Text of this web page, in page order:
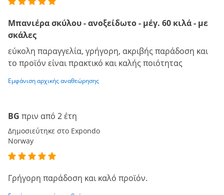
Μπανιέρα σκύλου - ανοξείδωτο - μέγ. 60 κιλά - με
σκάλες
εύκολη παραγγελία, γρήγορη, ακριβής παράδοση και
το προϊόν είναι πρακτικό και καλής ποιότητας
Εμφάνιση αρχικής αναθεώρησης
BG πριν από 2 έτη
Δημοσιεύτηκε στο Expondo
Norway
Γρήγορη παράδοση και καλό προϊόν.